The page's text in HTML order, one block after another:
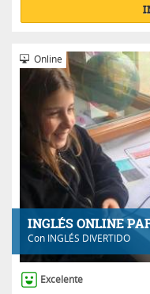
INGLÉS ONLINE
Con INGLÉS DIVERTIDO
Online
Excelente